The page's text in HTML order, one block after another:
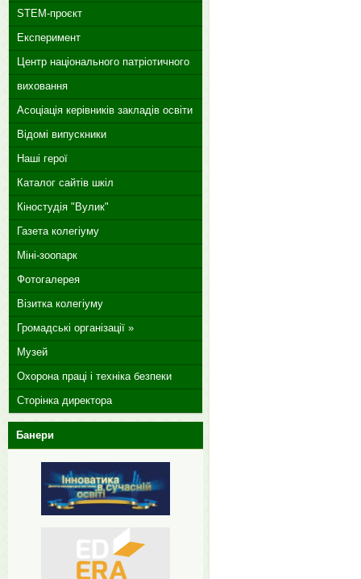
STEM-проєкт
Експеримент
Центр національного патріотичного
виховання
Асоціація керівників закладів освіти
Відомі випускники
Наші герої
Каталог сайтів шкіл
Кіностудія "Вулик"
Газета колегіуму
Міні-зоопарк
Фотогалерея
Візитка колегіуму
Громадські організації »
Музей
Охорона праці і техніка безпеки
Сторінка директора
Банери